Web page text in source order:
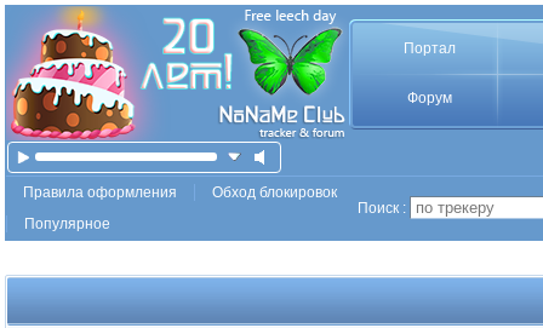
Портал
Форум
Правила оформления
Обход блокировок
Популярное
Поиск :